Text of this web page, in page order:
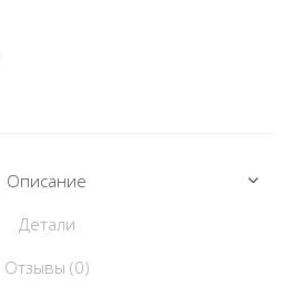
Описание
Детали
Отзывы (0)